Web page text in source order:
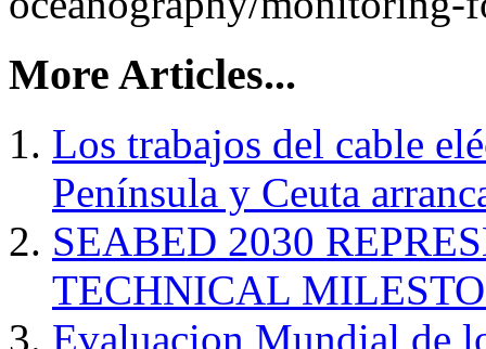
More Articles...
Los trabajos del cable
Península y Ceuta
SEABED 2030
TECHNICAL
Evaluacion Mundial de